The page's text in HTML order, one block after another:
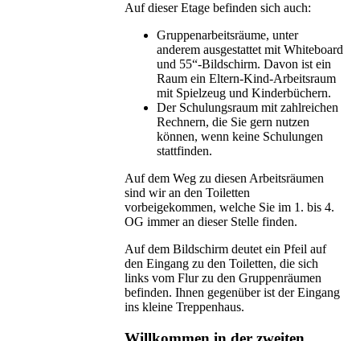
Auf dieser Etage befinden sich auch:
Gruppenarbeitsräume, unter
anderem ausgestattet mit Whiteboard
und 55“-Bildschirm. Davon ist ein
Raum ein Eltern-Kind-Arbeitsraum
mit Spielzeug und Kinderbüchern.
Der Schulungsraum mit zahlreichen
Rechnern, die Sie gern nutzen
können, wenn keine Schulungen
stattfinden.
Auf dem Weg zu diesen Arbeitsräumen
sind wir an den Toiletten
vorbeigekommen, welche Sie im 1. bis 4.
OG immer an dieser Stelle finden.
Auf dem Bildschirm deutet ein Pfeil auf
den Eingang zu den Toiletten, die sich
links vom Flur zu den Gruppenräumen
befinden. Ihnen gegenüber ist der Eingang
ins kleine Treppenhaus.